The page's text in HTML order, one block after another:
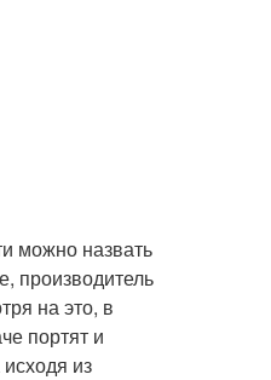
можно назвать
производитель
на это, в
портят и
из